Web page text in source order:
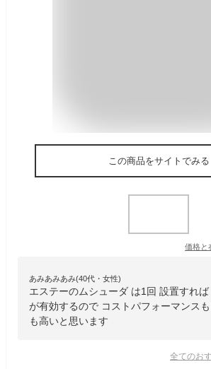
この商品をサイトでみる
価格と
あみあみあみ(40代・女性)
エステーのムシューダ は1回 設置すれ
が有効するので コストパフォーマンス
も高いと思います
全てのお